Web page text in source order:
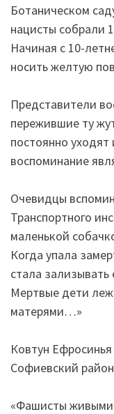
Ботаническом
нацисты собрали
Начиная с 10-
носить желтую
Представители
пережившие ту
постоянно
воспоминание
Очевидцы
Транспортного
маленькой
Когда упала
стала
Мертвые дети
матерями…»
Ковтун
Софиевский
«Фашисты